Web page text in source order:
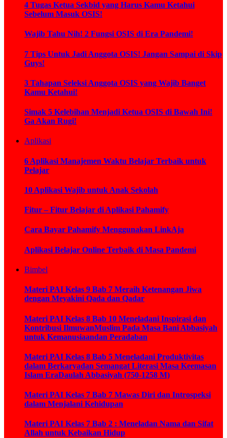
4 Tugas Ketua Sekbid yang Harus Kamu Ketahui
Sebelum Masuk OSIS!
Wajib Tahu Nih! 2 Fungsi OSIS di Era Pandemi!
7 Tips Untuk Jadi Anggota OSIS! Jangan Sampai di Skip
Guys!
3 Tahapan Seleksi Anggota OSIS yang Wajib Banget
Kamu Ketahui!
Simak 5 Kelebihan Menjadi Ketua OSIS di Bawah Ini!
Ga Akan Rugi!
Aplikasi
6 Aplikasi Manajemen Waktu Belajar Terbaik untuk
Pelajar
10 Aplikasi Wajib untuk Anak Sekolah
Fitur – Fitur Belajar di Aplikasi Pahamify
Cara Bayar Pahamify Menggunakan LinkAja
Aplikasi Belajar Online Terbaik di Masa Pandemi
Bimbel
Materi PAI Kelas 9 Bab 7 Meraih Ketenangan Jiwa
dengan Meyakini Qada dan Qadar
Materi PAI Kelas 8 Bab 10 Meneladani Inspirasi dan
Kontribusi IlmuwanMuslim Pada Masa Bani Abbasiyah
untuk Kemanusiaandan Peradaban
Materi PAI Kelas 8 Bab 5 Meneladani Produktivitas
dalam Berkaryadan Semangat Literasi Masa Keemasan
Islam EraDaulah Abbasiyah (750-1258 M)
Materi PAI Kelas 7 Bab 7 Mawas Diri dan Introspeksi
dalam Menjalani Kehidupan
Materi PAI Kelas 7 Bab 2 : Meneladan Nama dan Sifat
Allah untuk Kebaikan Hidup